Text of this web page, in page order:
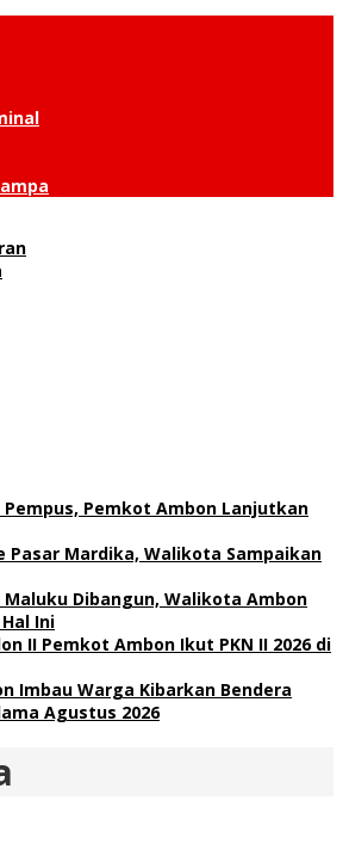
Pemkot Ambon Lanjutkan
Pasar Mardika, Walikota Sampaikan
Maluku Dibangun, Walikota Ambon
Ini
II Pemkot Ambon Ikut PKN II 2026 di
Imbau Warga Kibarkan Bendera
Agustus 2026